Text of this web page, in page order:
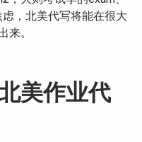
，北美代写将能在很大
来。
美作业代